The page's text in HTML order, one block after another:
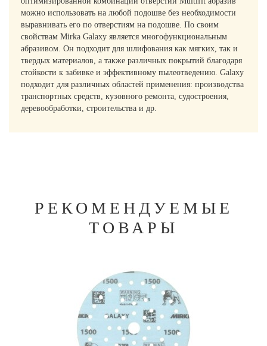
можно использовать на любой подошве без необходимости
выравнивать его по отверстиям на подошве. По своим
свойствам Mirka Galaxy является многофункциональным
абразивом. Он подходит для шлифования как мягких, так и
твердых материалов, а также различных покрытий благодаря
стойкости к забивке и эффективному пылеотведению. Galaxy
подходит для различных областей применения: производства
транспортных средств, кузовного ремонта, судостроения,
деревообработки, строительства и др.
РЕКОМЕНДУЕМЫЕ
ТОВАРЫ